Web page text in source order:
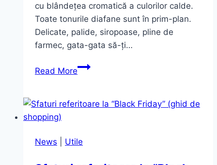
cu blândețea cromatică a culorilor calde.
Toate tonurile diafane sunt în prim-plan.
Delicate, palide, siropoase, pline de
farmec, gata-gata să-ți…
Read MoreBlossom
(MOTD)
News Utile